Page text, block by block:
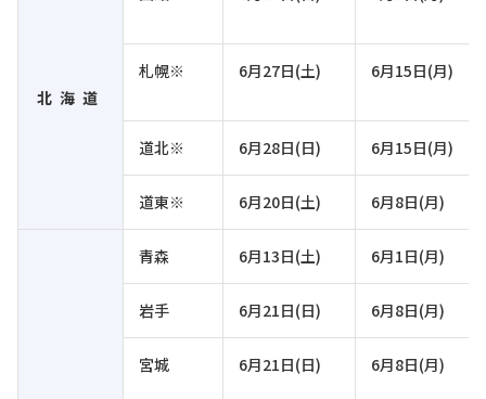
北海道
札幌※ 6月27日(土) 6月15日(月)
道北※ 6月28日(日) 6月15日(月)
道東※ 6月20日(土) 6月8日(月)
青森 6月13日(土) 6月1日(月)
岩手 6月21日(日) 6月8日(月)
宮城 6月21日(日) 6月8日(月)